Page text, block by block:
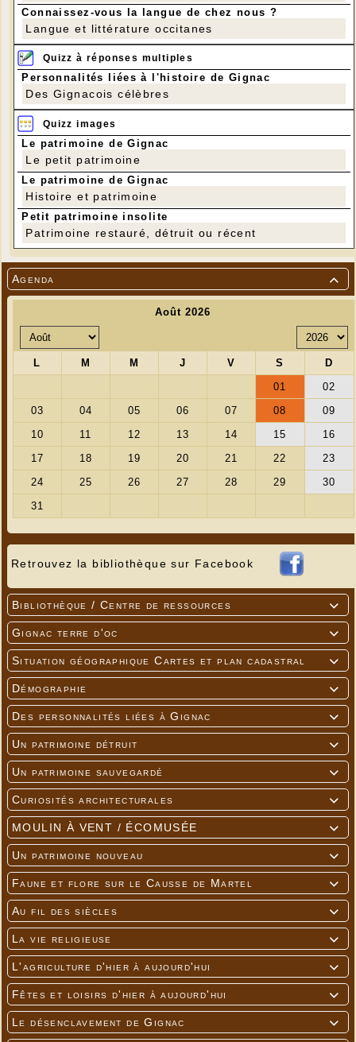

Agenda
Retrouvez la bibliothèque sur Facebook

Bibliothèque / Centre de ressources

Gignac terre d'oc

Situation géographique Cartes et plan cadastral

Démographie

Des personnalités liées à Gignac

Un patrimoine détruit

Un patrimoine sauvegardé

Curiosités architecturales

MOULIN À VENT / ÉCOMUSÉE

Un patrimoine nouveau

Faune et flore sur le Causse de Martel

Au fil des siècles

La vie religieuse

L'agriculture d'hier à aujourd'hui

Fêtes et loisirs d'hier à aujourd'hui

Le désenclavement de Gignac
Connaissez-vous la langue de chez nous ?
Langue et littérature occitanes
Quizz à réponses multiples
Personnalités liées à l'histoire de Gignac
Des Gignacois célèbres
Quizz images
Le patrimoine de Gignac
Le petit patrimoine
Le patrimoine de Gignac
Histoire et patrimoine
Petit patrimoine insolite
Patrimoine restauré, détruit ou récent